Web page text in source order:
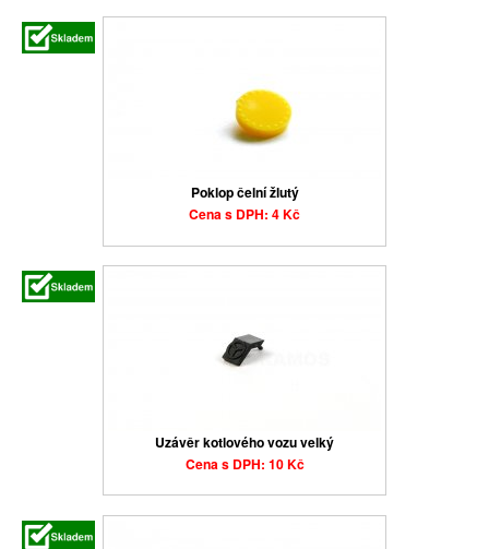
Poklop čelní žlutý
Cena s DPH: 4 Kč
Uzávěr kotlového vozu velký
Cena s DPH: 10 Kč